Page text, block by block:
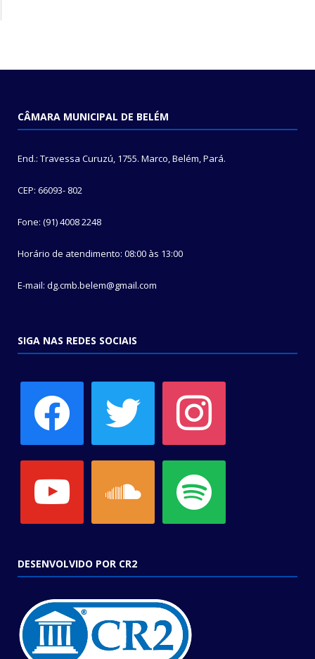
CÂMARA MUNICIPAL DE BELÉM
End.: Travessa Curuzú, 1755. Marco, Belém, Pará.
CEP: 66093- 802
Fone: (91) 4008 2248
Horário de atendimento: 08:00 às 13:00
E-mail: dg.cmb.belem@gmail.com
SIGA NAS REDES SOCIAIS
DESENVOLVIDO POR CR2